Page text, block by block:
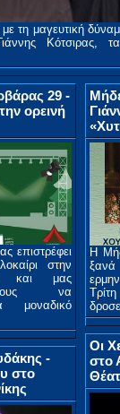
τη μαγευτική
Κότσιρας,
29 -
ορεινή
επιστρέφει
στην
και μας
να
μοναδικό
-
στο
Η
ξανά
Οι
στο